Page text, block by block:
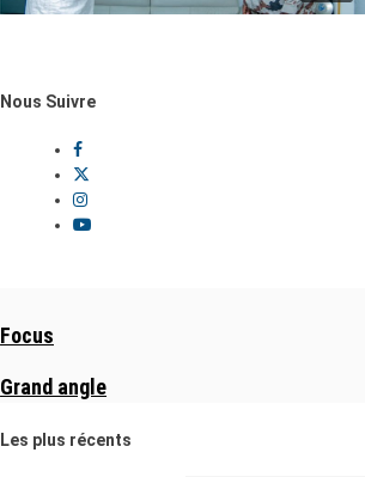
Nous Suivre
Focus
Grand angle
Les plus récents